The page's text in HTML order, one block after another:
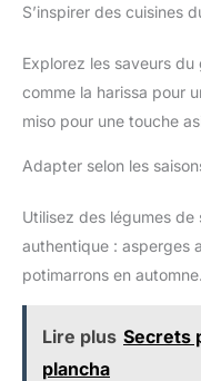
S’inspirer des cuisines
Explorez les saveurs
comme la harissa pour
miso pour une touche
Adapter selon les
Utilisez des légumes
authentique : asperges
potimarrons en automne.
Lire plus Secrets
plancha